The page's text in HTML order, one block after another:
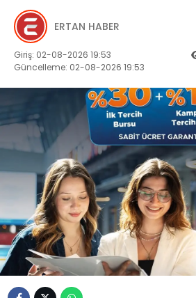
ERTAN HABER
Giriş: 02-08-2026 19:53
Güncelleme: 02-08-2026 19:53